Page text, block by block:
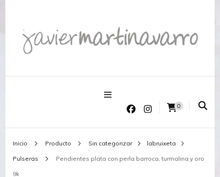
Joyería Javier Martinavarro
0
Inicio Producto Sin categorizar labruixeta
Pulseras Pendientes plata con perla barroca, turmalina y oro
9k